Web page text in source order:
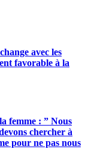
avec les
favorable à la
femme : ” Nous
chercher à
pour ne pas nous